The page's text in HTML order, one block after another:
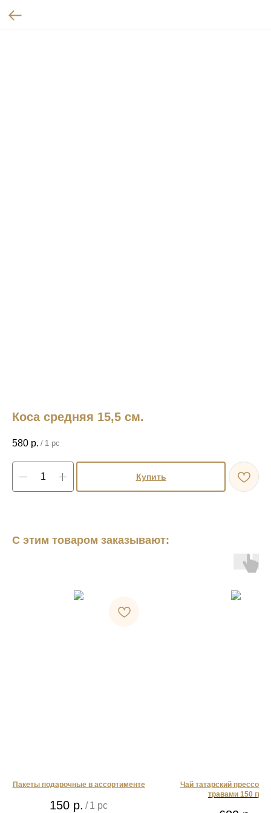
Коса средняя 15,5 см.
580 р. / 1 pc
Купить
С этим товаром заказывают:
Пакеты подарочные в ассортименте
150 р. / 1 pc
Чай татарский
травами 150 гр.